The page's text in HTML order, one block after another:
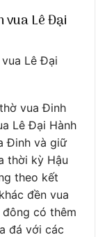
vua Lê Đại
Lê Đại
vua Đinh
Lê Đại Hành
Đinh và giữ
thời kỳ Hậu
theo kết
đền vua
có thêm
đá với các